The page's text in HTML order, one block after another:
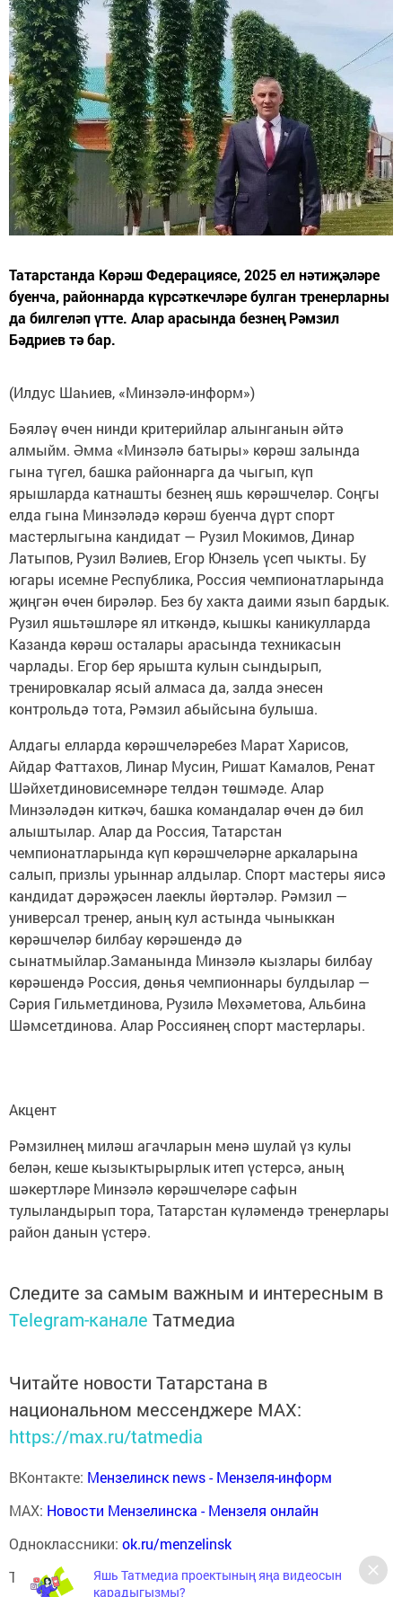
Татарстанда Көрәш Федерациясе, 2025 ел нәтиҗәләре
буенча, районнарда күрсәткечләре булган тренерларны
да билгеләп үтте. Алар арасында безнең Рәмзил
Бәдриев тә бар.
(Илдус Шаһиев, «Минзәлә-информ»)
Бәяләү өчен нинди критерийлар алынганын әйтә
алмыйм. Әмма «Минзәлә батыры» көрәш залында
гына түгел, башка районнарга да чыгып, күп
ярышларда катнашты безнең яшь көрәшчеләр. Соңгы
елда гына Минзәләдә көрәш буенча дүрт спорт
мастерлыгына кандидат — Рузил Мокимов, Динар
Латыпов, Рузил Вәлиев, Егор Юнзель үсеп чыкты. Бу
югары исемне Республика, Россия чемпионатларында
җиңгән өчен бирәләр. Без бу хакта даими язып бардык.
Рузил яшьтәшләре ял иткәндә, кышкы каникулларда
Казанда көрәш осталары арасында техникасын
чарлады. Егор бер ярышта кулын сындырып,
тренировкалар ясый алмаса да, залда энесен
контрольдә тота, Рәмзил абыйсына булыша.
Алдагы елларда көрәшчеләребез Марат Харисов,
Айдар Фаттахов, Линар Мусин, Ришат Камалов, Ренат
Шәйхетдиновисемнәре телдән төшмәде. Алар
Минзәләдән киткәч, башка командалар өчен дә бил
алыштылар. Алар да Россия, Татарстан
чемпионатларында күп көрәшчеләрне аркаларына
салып, призлы урыннар алдылар. Спорт мастеры яисә
кандидат дәрәҗәсен лаеклы йөртәләр. Рәмзил —
универсал тренер, аның кул астында чыныккан
көрәшчеләр билбау көрәшендә дә
сынатмыйлар.Заманында Минзәлә кызлары билбау
көрәшендә Россия, дөнья чемпионнары булдылар —
Сәрия Гильметдинова, Рузилә Мөхәметова, Альбина
Шәмсетдинова. Алар Россиянең спорт мастерлары.
Акцент
Рәмзилнең миләш агачларын менә шулай үз кулы
белән, кеше кызыктырырлык итеп үстерсә, аның
шәкертләре Минзәлә көрәшчеләре сафын
тулыландырып тора, Татарстан күләмендә тренерлары
район данын үстерә.
Следите за самым важным и интересным в
Telegram-канале Татмедиа
Читайте новости Татарстана в
национальном мессенджере MАХ:
https://max.ru/tatmedia
ВКонтакте: Мензелинск news - Мензеля-информ
MAX: Новости Мензелинска - Мензеля онлайн
Одноклассники: ok.ru/menzelinsk
Telegram-канал:Мензелинск news - Мензеля-информ
Яшь Татмедиа проектының яңа видеосын
карадыгызмы?